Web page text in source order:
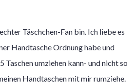
Täschchen-Fan bin. Ich liebe es
Handtasche Ordnung habe und
Taschen umziehen kann- und nicht so
Handtaschen mit mir rumziehe.